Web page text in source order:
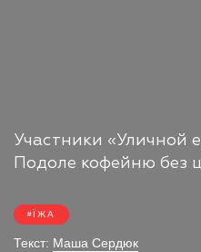
Участники «Уличной
Подоле кофейню без
ЇЖА
Текст: Маша Сердюк